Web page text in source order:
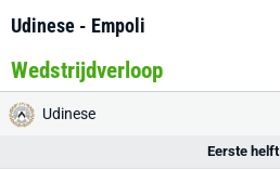
Udinese - Empoli
Wedstrijdverloop
Udinese
Eerste helft